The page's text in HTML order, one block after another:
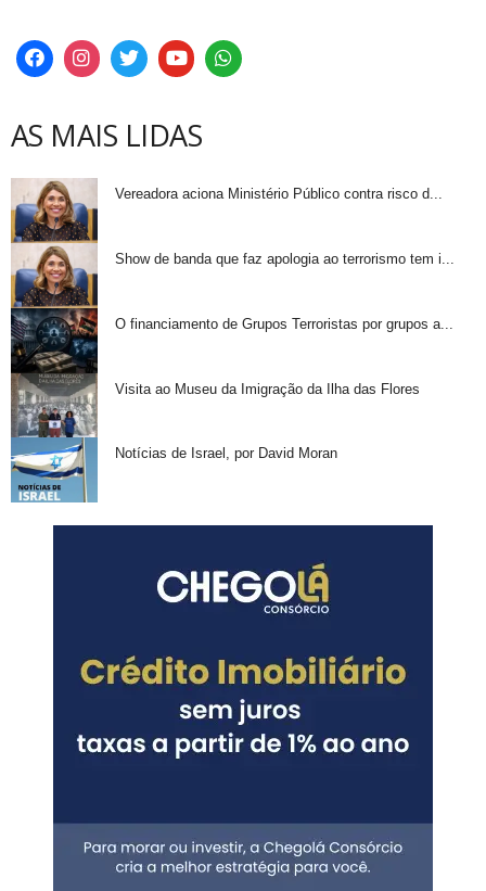
AS MAIS LIDAS
Vereadora aciona Ministério Público contra risco d...
Show de banda que faz apologia ao terrorismo tem i...
O financiamento de Grupos Terroristas por grupos a...
Visita ao Museu da Imigração da Ilha das Flores
Notícias de Israel, por David Moran